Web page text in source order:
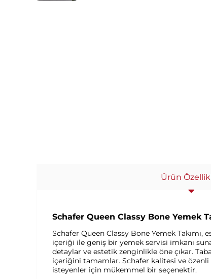
Ürün
Schafer Queen Classy Bone Yemek
Schafer Queen Classy Bone Yemek
içeriği ile geniş bir yemek servisi imkanı
detaylar ve estetik zenginlikle öne çıkar.
içeriğini tamamlar. Schafer kalitesi ve özenli
isteyenler için mükemmel bir seçenektir.